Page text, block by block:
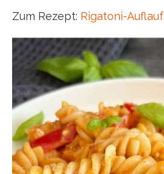
Zum Rezept: Rigatoni-Auflauf